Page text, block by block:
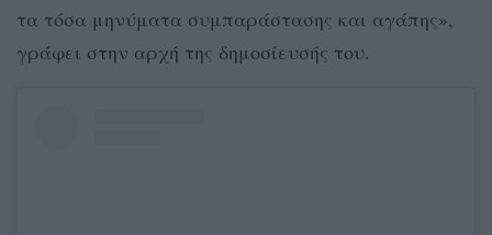
τα τόσα μηνύματα συμπαράστασης και αγάπης»,
γράφει στην αρχή της δημοσίευσής του.